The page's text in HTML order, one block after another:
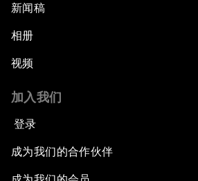
新闻稿
相册
视频
加入我们
登录
成为我们的合作伙伴